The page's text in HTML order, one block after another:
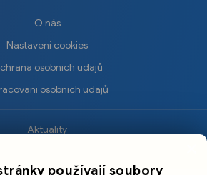
O nás
Nastavení cookies
osobních údajů
osobních údajů
Aktuality
používají soubory